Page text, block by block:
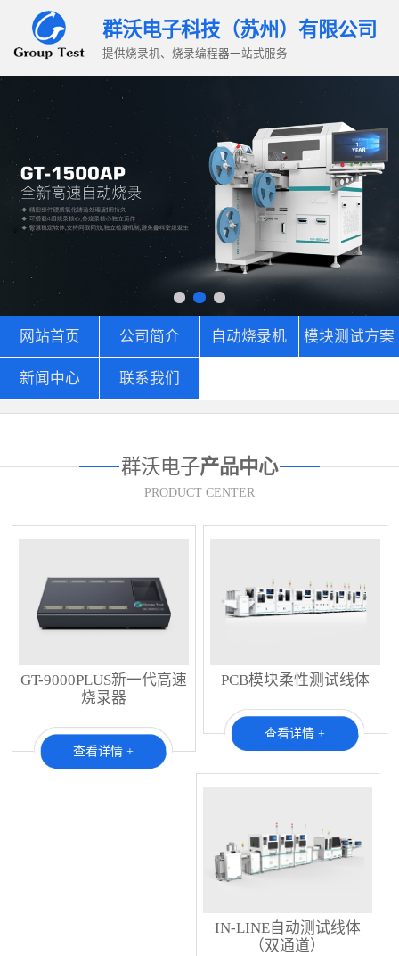
群沃电子科技（苏州）有限公司
提供烧录机、烧录编程器一站式服务
网站首页 公司简介 自动烧录机 模块测试方案
新闻中心 联系我们
群沃电子产品中心
PRODUCT CENTER
GT-9000PLUS新一代高速
烧录器
查看详情 +
PCB模块柔性测试线体
查看详情 +
IN-LINE自动测试线体
（双通道）